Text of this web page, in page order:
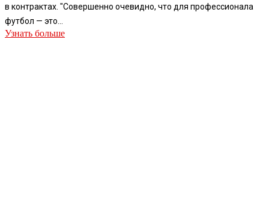
в контрактах. "Совершенно очевидно, что для профессионала
футбол — это...
Узнать больше